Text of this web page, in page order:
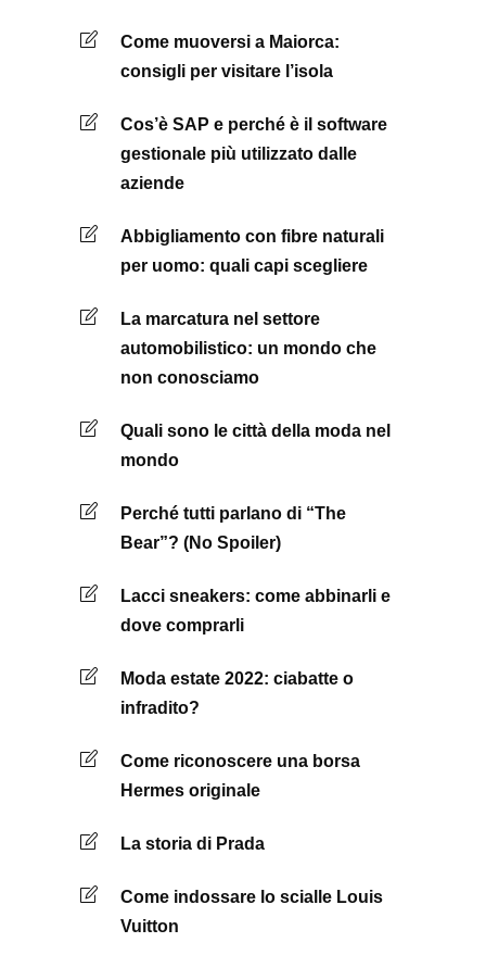
Come muoversi a Maiorca:
consigli per visitare l’isola
Cos’è SAP e perché è il software
gestionale più utilizzato dalle
aziende
Abbigliamento con fibre naturali
per uomo: quali capi scegliere
La marcatura nel settore
automobilistico: un mondo che
non conosciamo
Quali sono le città della moda nel
mondo
Perché tutti parlano di “The
Bear”? (No Spoiler)
Lacci sneakers: come abbinarli e
dove comprarli
Moda estate 2022: ciabatte o
infradito?
Come riconoscere una borsa
Hermes originale
La storia di Prada
Come indossare lo scialle Louis
Vuitton